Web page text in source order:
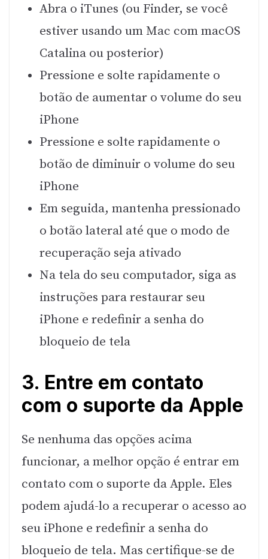
Abra o iTunes (ou Finder, se você
estiver usando um Mac com macOS
Catalina ou posterior)
Pressione e solte rapidamente o
botão de aumentar o volume do seu
iPhone
Pressione e solte rapidamente o
botão de diminuir o volume do seu
iPhone
Em seguida, mantenha pressionado
o botão lateral até que o modo de
recuperação seja ativado
Na tela do seu computador, siga as
instruções para restaurar seu
iPhone e redefinir a senha do
bloqueio de tela
3. Entre em contato
com o suporte da Apple
Se nenhuma das opções acima
funcionar, a melhor opção é entrar em
contato com o suporte da Apple. Eles
podem ajudá-lo a recuperar o acesso ao
seu iPhone e redefinir a senha do
bloqueio de tela. Mas certifique-se de